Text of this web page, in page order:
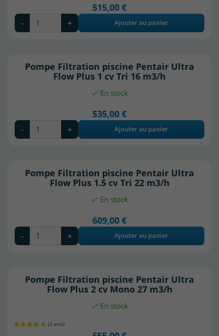
515,00 €
- + Ajouter au panier
Pompe Filtration piscine Pentair Ultra
Flow Plus 1 cv Tri 16 m3/h
En stock
535,00 €
- + Ajouter au panier
Pompe Filtration piscine Pentair Ultra
Flow Plus 1.5 cv Tri 22 m3/h
En stock
609,00 €
- + Ajouter au panier
Pompe Filtration piscine Pentair Ultra
Flow Plus 2 cv Mono 27 m3/h
En stock